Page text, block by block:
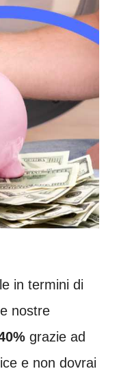
in termini di
nostre
grazie ad
e non dovrai